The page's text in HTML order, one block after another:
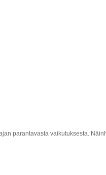
parantavasta vaikutuksesta.